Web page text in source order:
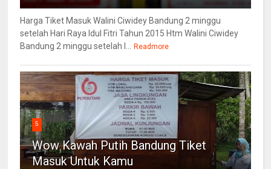
Harga Tiket Masuk Walini Ciwidey Bandung 2 minggu
setelah Hari Raya Idul Fitri Tahun 2015 Htm Walini Ciwidey
Bandung 2 minggu setelah l...
Readmore
5
Wow Kawah Putih Bandung Tiket
Masuk Untuk Kamu